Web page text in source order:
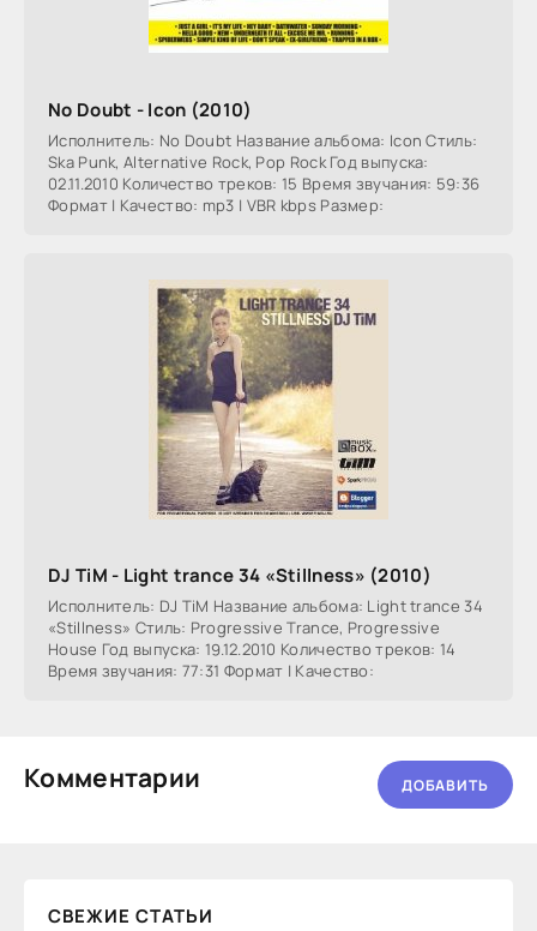
No Doubt - Icon (2010)
Исполнитель: No Doubt Название альбома: Icon Стиль:
Ska Punk, Alternative Rock, Pop Rock Год выпуска:
02.11.2010 Количество треков: 15 Время звучания: 59:36
Формат | Качество: mp3 | VBR kbps Размер:
DJ TiM - Light trance 34 «Stillness» (2010)
Исполнитель: DJ TiM Название альбома: Light trance 34
«Stillness» Стиль: Progressive Trance, Progressive
House Год выпуска: 19.12.2010 Количество треков: 14
Время звучания: 77:31 Формат | Качество:
Комментарии ДОБАВИТЬ
СВЕЖИЕ СТАТЬИ